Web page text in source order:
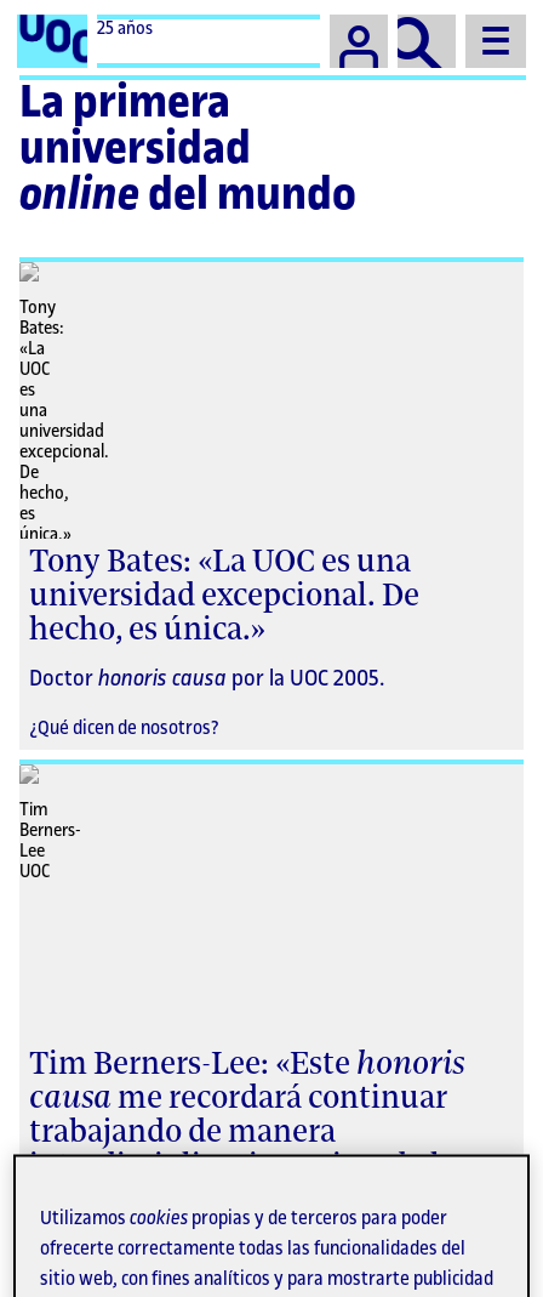
25 años Campus
La primera
universidad
online del mundo
Tony Bates: «La UOC es una
universidad excepcional. De
hecho, es única.»
Doctor honoris causa por la UOC 2005.
¿Qué dicen de nosotros?
Tim Berners-Lee: «Este honoris
causame recordará continuar
trabajando de manera
interdisciplinaria y mirando la
web como humanidad y no
únicamente como una tecnología»
Doctorhonoris causapor la UOC 2008.
Utilizamoscookies propias y de terceros para poder
ofrecerte correctamente todas las funcionalidades del
sitio web, con fines analíticos y para mostrarte publicidad